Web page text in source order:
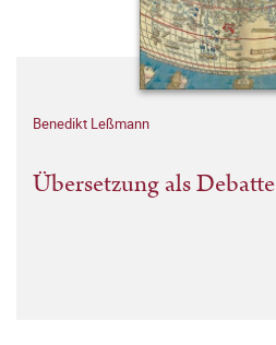
Benedikt Leßmann
Übersetzung als Debatte